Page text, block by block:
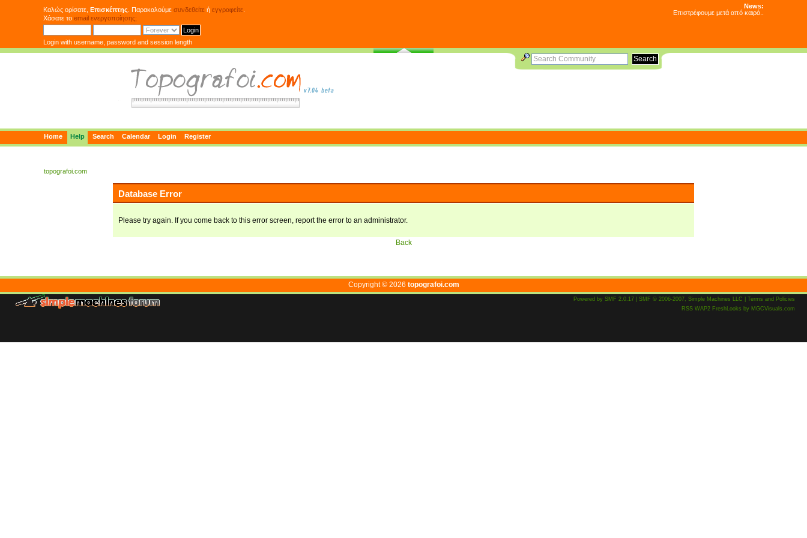
Καλώς ορίσατε,Επισκέπτης . Παρακαλούμεσυνδεθείτε ήεγγραφείτε
Χάσατε τοemail ενεργοποίησης;
Login with username, password and session length
News:
Επιστρέφουμε μετά από καιρό..
Home Help Search Calendar Login Register
topografoi.com
Database Error
Please try again. If you come back to this error screen, report the error to an administrator.
Back
Copyright © 2026 topografoi.com
Powered by SMF 2.0.17 SMF © 2006-2007, Simple Machines LLC
Terms and Policies
RSS WAP2 FreshLooks by MGCVisuals.com